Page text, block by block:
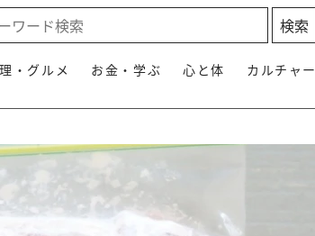
・グルメ お金・学ぶ 心と体 カルチャー